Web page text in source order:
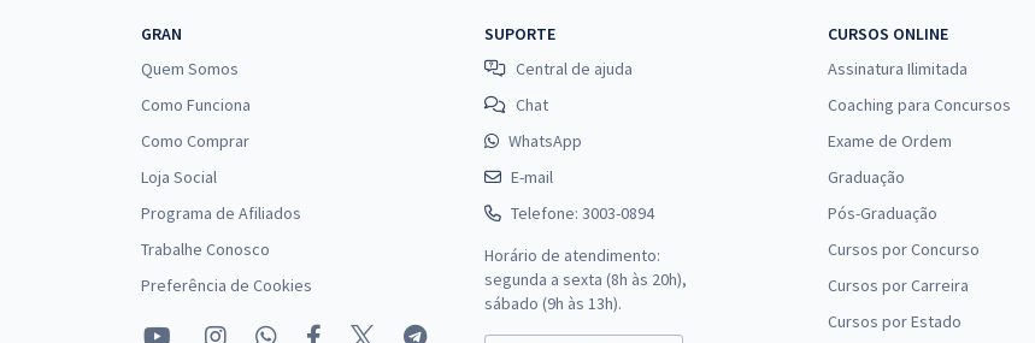
GRAN
Quem Somos
Como Funciona
Como Comprar
Loja Social
Programa de Afiliados
Trabalhe Conosco
Preferência de Cookies
SUPORTE
Central de ajuda
Chat
WhatsApp
E-mail
Telefone: 3003-0894
Horário de atendimento:
segunda a sexta (8h às 20h),
sábado (9h às 13h).
CURSOS ONLINE
Assinatura Ilimitada
Coaching para Concursos
Exame de Ordem
Graduação
Pós-Graduação
Cursos por Concurso
Cursos por Carreira
Cursos por Estado